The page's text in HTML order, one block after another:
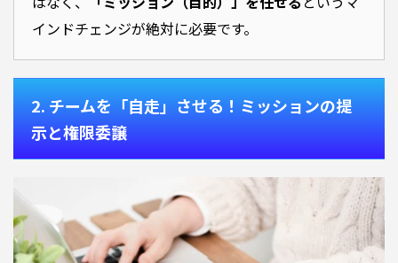
インドチェンジが絶対に必要です。
2. チームを「自走」させる！ミッションの提
示と権限委譲